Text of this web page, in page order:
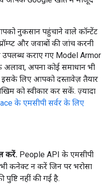
नुकसान पहुंचाने वाले कॉन्टेंट
और जवाबों की जांच करनी
कराए गए Model Armor
अपना कोई समाधान भी
इसके लिए आपको दस्तावेज़ तैयार
को स्वीकार कर सकें. ज़्यादा
के एमसीपी सर्वर के लिए
करें. People API के एमसीपी
कनेक्ट न करें जिन पर भरोसा
पुष्टि नहीं की गई है.